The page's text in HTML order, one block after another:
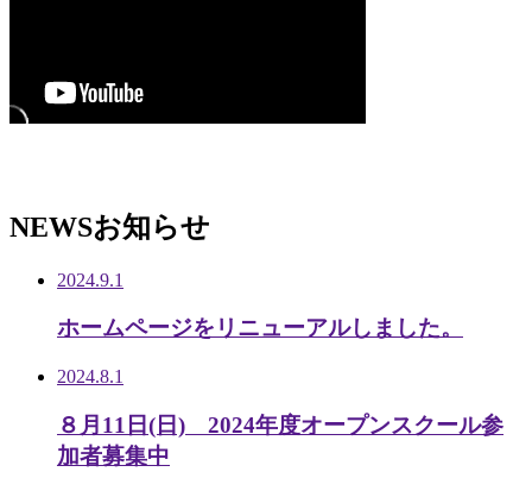
NEWSお知らせ
2024.9.1
ホームページをリニューアルしました。
2024.8.1
８月11日(日) 2024年度オープンスクール参
加者募集中